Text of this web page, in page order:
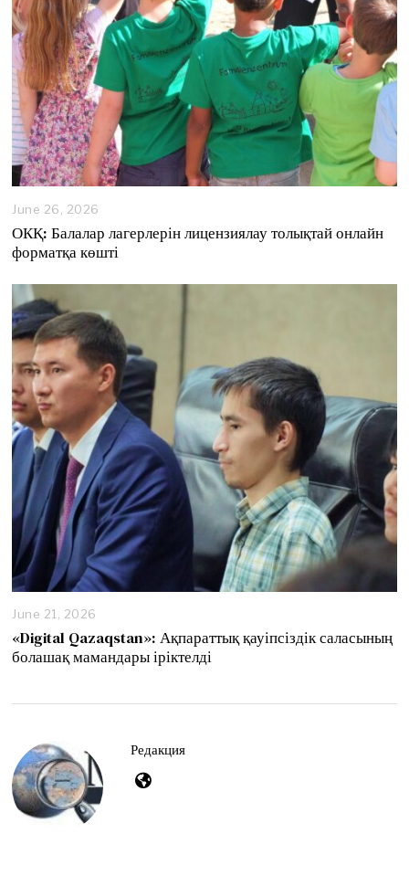
June 26, 2026
n
e
,
2
0
6
ОКҚ: Балалар лагерлерін лицензиялау толықтай онлайн
форматқа көшті
June 21, 2026
n
e
2
6
«Digital Qazaqstan»: Ақпараттық қауіпсіздік саласының
болашақ мамандары іріктелді
Редакция